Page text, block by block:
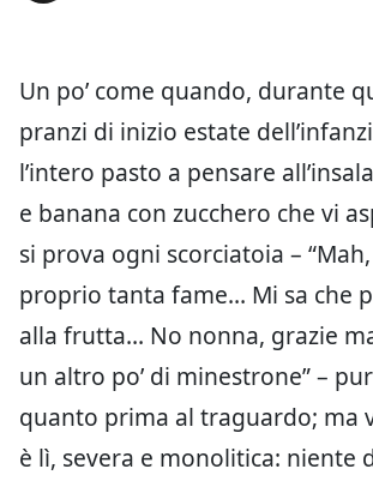
Un po’ come quando, durante
pranzi di inizio estate
l’intero pasto a pensare
e banana con zucchero che vi
si prova ogni scorciatoia –
proprio tanta fame… Mi sa che
alla frutta… No nonna, grazie
un altro po’ di minestrone” –
quanto prima al traguardo; ma
è lì, severa e monolitica: niente